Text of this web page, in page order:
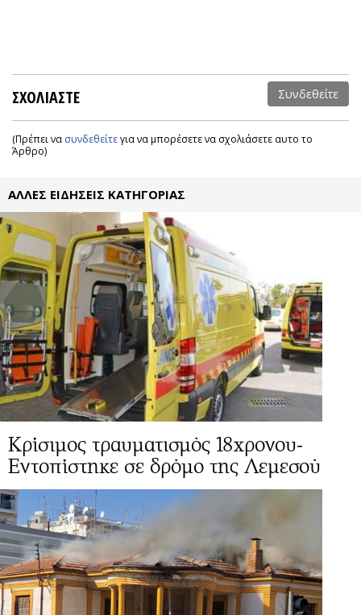
ΣΧΟΛΙΑΣΤΕ Συνδεθείτε
(Πρέπει να συνδεθείτεγια να μπορέσετε να σχολιάσετε αυτο το
Άρθρο)
ΑΛΛΕΣ ΕΙΔΗΣΕΙΣ ΚΑΤΗΓΟΡΙΑΣ
Κρίσιμος τραυματισμός 18χρονου-
Εντοπίστηκε σε δρόμο της Λεμεσού